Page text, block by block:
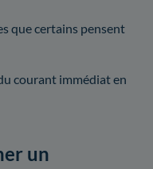
que certains pensent
courant immédiat en
un